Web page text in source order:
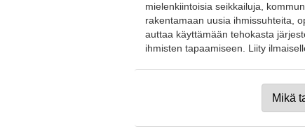
mielenkiintoisia seikkailuja,
rakentamaan uusia ihmissuhteita,
auttaa käyttämään tehokasta
ihmisten tapaamiseen. Liity